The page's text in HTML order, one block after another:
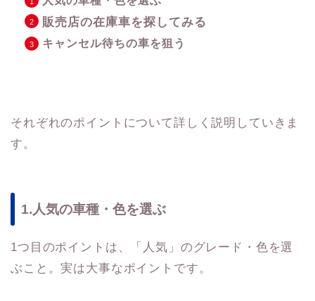
販売店の在庫車を探してみる
キャンセル待ちの車を狙う
それぞれのポイントについて詳しく説明していきま
す。
1.人気の車種・色を選ぶ
1つ目のポイントは、「人気」のグレード・色を選
ぶこと。実は大事なポイントです。